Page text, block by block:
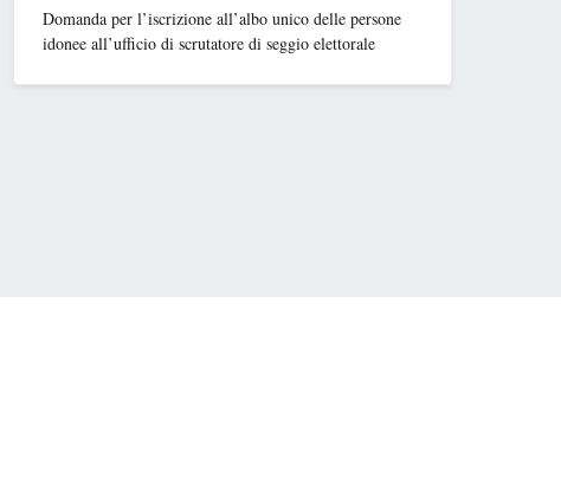
Domanda per l’iscrizione all’albo unico delle persone
idonee all’ufficio di scrutatore di seggio elettorale